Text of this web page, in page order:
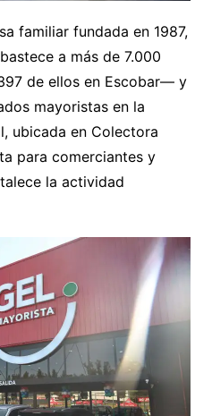
familiar fundada en 1987,
a más de 7.000
de ellos en Escobar— y
mayoristas en la
ubicada en Colectora
para comerciantes y
la actividad